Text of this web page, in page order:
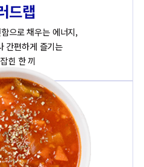
드랩
으로 채우는 에너지,
간편하게 즐기는
힌 한 끼